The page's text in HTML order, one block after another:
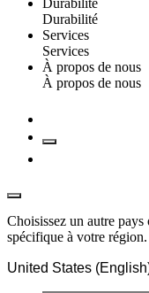
Durabilité
Durabilité
Services
Services
À propos de nous
À propos de nous
Choisissez un autre
spécifique à votre région.
United States